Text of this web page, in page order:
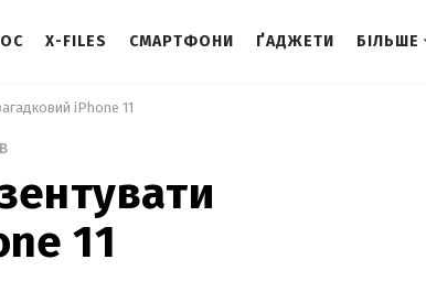
X-FILES СМАРТФОНИ ҐАДЖЕТИ БІЛЬШЕ
iPhone 11
11